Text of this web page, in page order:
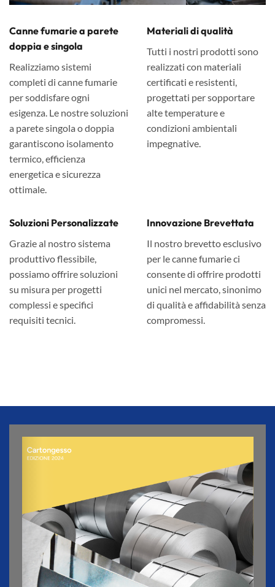
Canne fumarie a parete
doppia e singola
Realizziamo sistemi
completi di canne fumarie
per soddisfare ogni
esigenza. Le nostre soluzioni
a parete singola o doppia
garantiscono isolamento
termico, efficienza
energetica e sicurezza
ottimale.
Materiali di qualità
Tutti i nostri prodotti sono
realizzati con materiali
certificati e resistenti,
progettati per sopportare
alte temperature e
condizioni ambientali
impegnative.
Soluzioni Personalizzate
Grazie al nostro sistema
produttivo flessibile,
possiamo offrire soluzioni
su misura per progetti
complessi e specifici
requisiti tecnici.
Innovazione Brevettata
Il nostro brevetto esclusivo
per le canne fumarie ci
consente di offrire prodotti
unici nel mercato, sinonimo
di qualità e affidabilità senza
compromessi.